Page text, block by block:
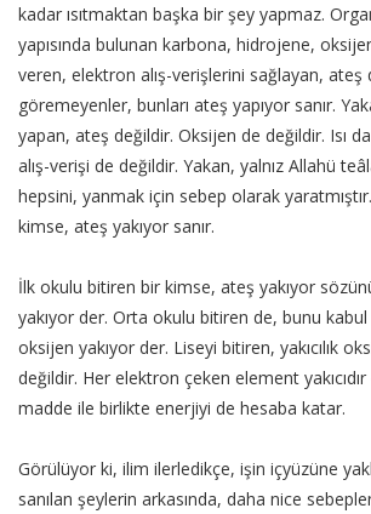
kadar ısıtmaktan başka bir şey yapmaz.
yapısında bulunan karbona, hidrojene,
veren, elektron alış-verişlerini sağlayan, ateş
göremeyenler, bunları ateş yapıyor sanır.
yapan, ateş değildir. Oksijen de değildir. Isı
alış-verişi de değildir. Yakan, yalnız Allahü
hepsini, yanmak için sebep olarak
kimse, ateş yakıyor sanır.
İlk okulu bitiren bir kimse, ateş yakıyor
yakıyor der. Orta okulu bitiren de, bunu
oksijen yakıyor der. Liseyi bitiren, yakıcılık
değildir. Her elektron çeken element
madde ile birlikte enerjiyi de hesaba katar.
Görülüyor ki, ilim ilerledikçe, işin içyüzüne
sanılan şeylerin arkasında, daha nice